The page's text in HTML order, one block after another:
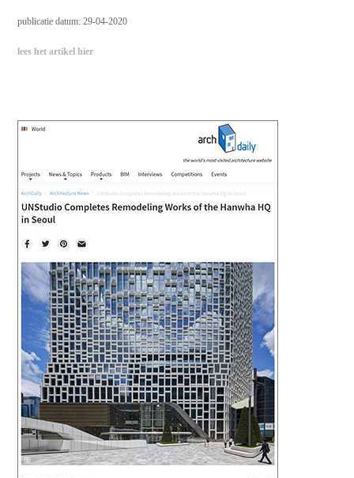
publicatie datum: 29-04-2020
lees het artikel hier